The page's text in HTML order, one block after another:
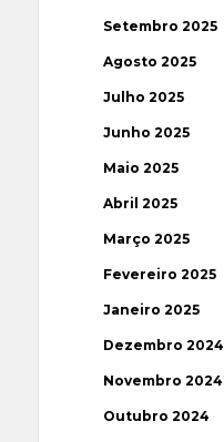
Setembro 2025
Agosto 2025
Julho 2025
Junho 2025
Maio 2025
Abril 2025
Março 2025
Fevereiro 2025
Janeiro 2025
Dezembro 2024
Novembro 2024
Outubro 2024